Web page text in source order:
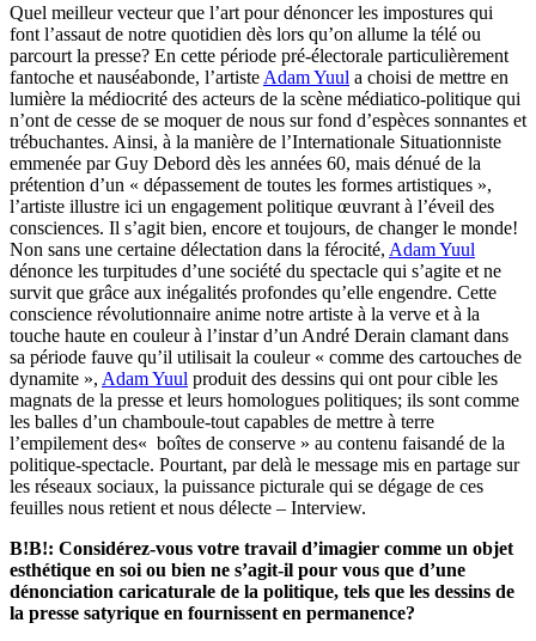
Quel meilleur vecteur que l’art pour dénoncer les impostures qui
font l’assaut de notre quotidien dès lors qu’on allume la télé ou
parcourt la presse? En cette période pré-électorale particulièrement
fantoche et nauséabonde, l’artiste Adam Yuul a choisi de mettre en
lumière la médiocrité des acteurs de la scène médiatico-politique qui
n’ont de cesse de se moquer de nous sur fond d’espèces sonnantes et
trébuchantes. Ainsi, à la manière de l’Internationale Situationniste
emmenée par Guy Debord dès les années 60, mais dénué de la
prétention d’un « dépassement de toutes les formes artistiques »,
l’artiste illustre ici un engagement politique œuvrant à l’éveil des
consciences. Il s’agit bien, encore et toujours, de changer le monde!
Non sans une certaine délectation dans la férocité, Adam Yuul
dénonce les turpitudes d’une société du spectacle qui s’agite et ne
survit que grâce aux inégalités profondes qu’elle engendre. Cette
conscience révolutionnaire anime notre artiste à la verve et à la
touche haute en couleur à l’instar d’un André Derain clamant dans
sa période fauve qu’il utilisait la couleur « comme des cartouches de
dynamite », Adam Yuul produit des dessins qui ont pour cible les
magnats de la presse et leurs homologues politiques; ils sont comme
les balles d’un chamboule-tout capables de mettre à terre
l’empilement des« boîtes de conserve » au contenu faisandé de la
politique-spectacle. Pourtant, par delà le message mis en partage sur
les réseaux sociaux, la puissance picturale qui se dégage de ces
feuilles nous retient et nous délecte – Interview.
B!B!: Considérez-vous votre travail d’imagier comme un objet
esthétique en soi ou bien ne s’agit-il pour vous que d’une
dénonciation caricaturale de la politique, tels que les dessins de
la presse satyrique en fournissent en permanence?